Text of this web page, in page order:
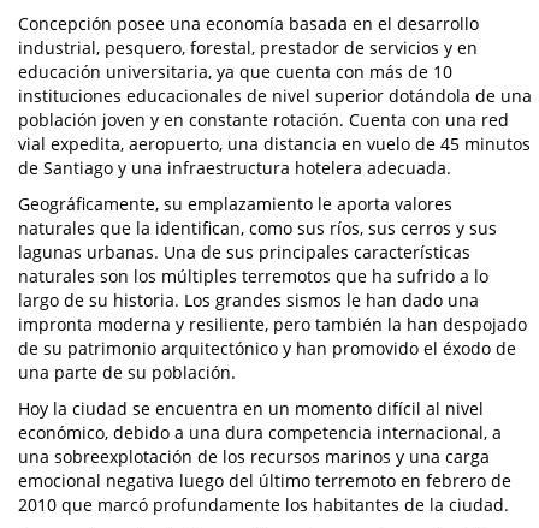
Concepción posee una economía basada en el desarrollo
industrial, pesquero, forestal, prestador de servicios y en
educación universitaria, ya que cuenta con más de 10
instituciones educacionales de nivel superior dotándola de una
población joven y en constante rotación. Cuenta con una red
vial expedita, aeropuerto, una distancia en vuelo de 45 minutos
de Santiago y una infraestructura hotelera adecuada.
Geográficamente, su emplazamiento le aporta valores
naturales que la identifican, como sus ríos, sus cerros y sus
lagunas urbanas. Una de sus principales características
naturales son los múltiples terremotos que ha sufrido a lo
largo de su historia. Los grandes sismos le han dado una
impronta moderna y resiliente, pero también la han despojado
de su patrimonio arquitectónico y han promovido el éxodo de
una parte de su población.
Hoy la ciudad se encuentra en un momento difícil al nivel
económico, debido a una dura competencia internacional, a
una sobreexplotación de los recursos marinos y una carga
emocional negativa luego del último terremoto en febrero de
2010 que marcó profundamente los habitantes de la ciudad.